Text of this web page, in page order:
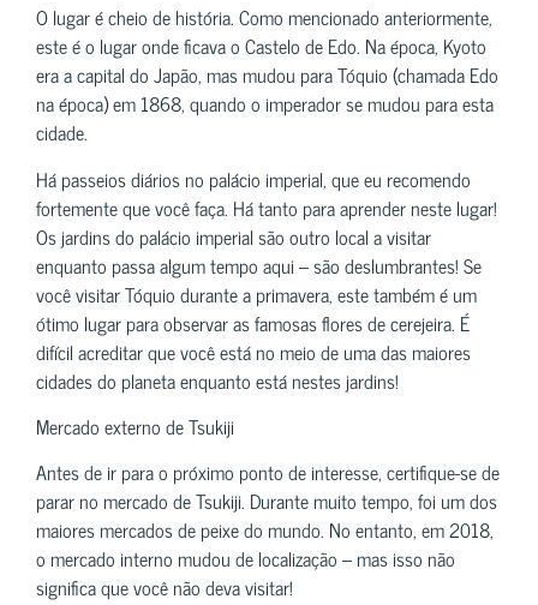
O lugar é cheio de história. Como mencionado anteriormente,
este é o lugar onde ficava o Castelo de Edo. Na época, Kyoto
era a capital do Japão, mas mudou para Tóquio (chamada Edo
na época) em 1868, quando o imperador se mudou para esta
cidade.
Há passeios diários no palácio imperial, que eu recomendo
fortemente que você faça. Há tanto para aprender neste lugar!
Os jardins do palácio imperial são outro local a visitar
enquanto passa algum tempo aqui – são deslumbrantes! Se
você visitar Tóquio durante a primavera, este também é um
ótimo lugar para observar as famosas flores de cerejeira. É
difícil acreditar que você está no meio de uma das maiores
cidades do planeta enquanto está nestes jardins!
Mercado externo de Tsukiji
Antes de ir para o próximo ponto de interesse, certifique-se de
parar no mercado de Tsukiji. Durante muito tempo, foi um dos
maiores mercados de peixe do mundo. No entanto, em 2018,
o mercado interno mudou de localização – mas isso não
significa que você não deva visitar!